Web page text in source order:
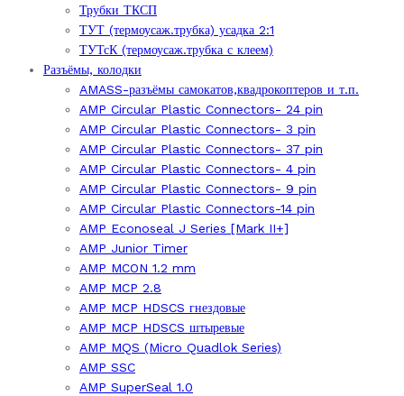
Трубки ТКСП
ТУТ (термоусаж.трубка) усадка 2:1
ТУТсК (термоусаж.трубка с клеем)
Разъёмы, колодки
AMASS-разъёмы самокатов,квадрокоптеров и т.п.
AMP Circular Plastic Connectors- 24 pin
AMP Circular Plastic Connectors- 3 pin
AMP Circular Plastic Connectors- 37 pin
AMP Circular Plastic Connectors- 4 pin
AMP Circular Plastic Connectors- 9 pin
AMP Circular Plastic Connectors-14 pin
AMP Econoseal J Series [Mark II+]
AMP Junior Timer
AMP MCON 1.2 mm
AMP MCP 2.8
AMP MCP HDSCS гнездовые
AMP MCP HDSCS штыревые
AMP MQS (Micro Quadlok Series)
AMP SSC
AMP SuperSeal 1.0